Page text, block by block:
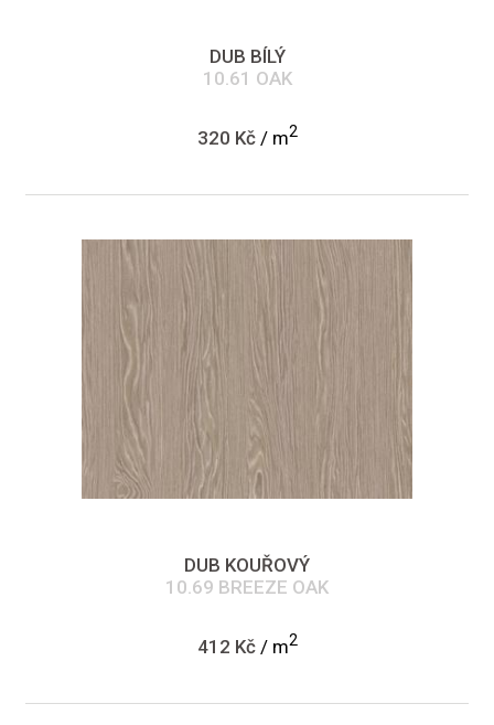
DUB BÍLÝ
10.61 OAK
320 Kč/ m2
DUB KOUŘOVÝ
10.69 BREEZE OAK
412 Kč/ m2